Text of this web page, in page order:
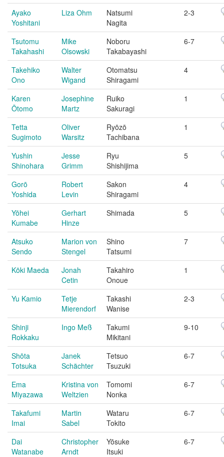
Ayako
Yoshitani
Liza Ohm
Natsumi
Nagita
2-3
Tsutomu
Takahashi
Mike
Olsowski
Noboru
Takabayashi
6-7
Takehiko
Ono
Walter
Wigand
Otomatsu
Shiragami
4
Karen
Ōtomo
Josephine
Martz
Ruiko
Sakuragi
1
Tetta
Sugimoto
Oliver
Warsitz
Ryōzō
Tachibana
1
Yushin
Shinohara
Jesse
Grimm
Ryu
Shishijima
5
Gorō
Yoshida
Robert
Levin
Sakon
Shiragami
4
Yōhei
Kumabe
Gerhart
Hinze
Shimada 5
Atsuko
Sendo
Marion von
Stengel
Shino
Tatsumi
7
Kōki Maeda
Jonah
Cetin
Takahiro
Onoue
1
Yu Kamio
Tetje
Mierendorf
Takashi
Wanise
2-3
Shinji
Rokkaku
Ingo Meß
Takumi
Mikitani
9-10
Shōta
Totsuka
Janek
Schächter
Tetsuo
Tsuzuki
6-7
Ema
Miyazawa
Kristina von
Weltzien
Tomomi
Nonka
6-7
Takafumi
Imai
Martin
Sabel
Wataru
Tokito
6-7
Dai
Watanabe
Christopher
Arndt
Yōsuke
Itsuki
6-7